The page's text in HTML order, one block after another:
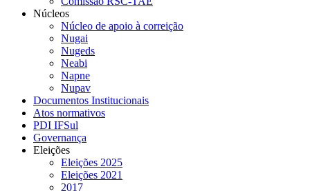
Núcleos
Núcleo de apoio à correição
Nugai
Nugeds
Neabi
Napne
Nupav
Documentos Institucionais
Atos normativos
PDI IFSul
Governança
Eleições
Eleições 2025
Eleições 2021
2017